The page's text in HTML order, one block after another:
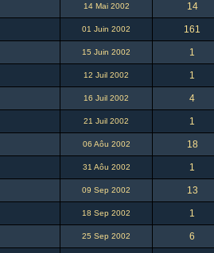
14 Mai 2002 14
01 Juin 2002 161
15 Juin 2002 1
12 Juil 2002 1
16 Juil 2002 4
21 Juil 2002 1
06 Aôu 2002 18
31 Aôu 2002 1
09 Sep 2002 13
18 Sep 2002 1
25 Sep 2002 6